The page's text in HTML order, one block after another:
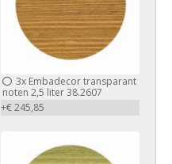
3xEmbadecor transparant
noten 2,5 liter 38.2607
+€ 245,85